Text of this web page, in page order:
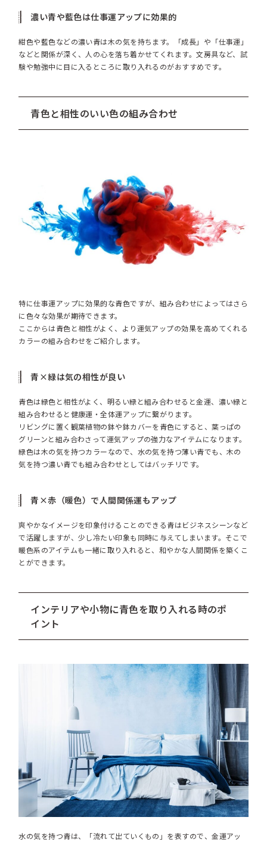
濃い青や藍色は仕事運アップに効果的
紺色や藍色などの濃い青は木の気を持ちます。「成長」や「仕事運」
などと関係が深く、人の心を落ち着かせてくれます。文房具など、試
験や勉強中に目に入るところに取り入れるのがおすすめです。
青色と相性のいい色の組み合わせ
特に仕事運アップに効果的な青色ですが、組み合わせによってはさら
に色々な効果が期待できます。
ここからは青色と相性がよく、より運気アップの効果を高めてくれる
カラーの組み合わせをご紹介します。
青×緑は気の相性が良い
青色は緑色と相性がよく、明るい緑と組み合わせると金運、濃い緑と
組み合わせると健康運・全体運アップに繋がります。
リビングに置く観葉植物の鉢や鉢カバーを青色にすると、葉っぱの
グリーンと組み合わさって運気アップの強力なアイテムになります。
緑色は木の気を持つカラーなので、水の気を持つ薄い青でも、木の
気を持つ濃い青でも組み合わせとしてはバッチリです。
青×赤（暖色）で人間関係運もアップ
爽やかなイメージを印象付けることのできる青はビジネスシーンなど
で活躍しますが、少し冷たい印象も同時に与えてしまいます。そこで
暖色系のアイテムも一緒に取り入れると、和やかな人間関係を築くこ
とができます。
インテリアや小物に青色を取り入れる時のポ
イント
水の気を持つ青は、「流れて出ていくもの」を表すので、金運アッ